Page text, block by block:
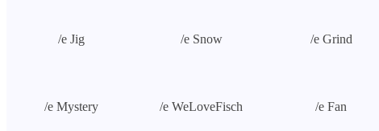
/e Jig /e Snow /e Grind
/e Mystery /e WeLoveFisch /e Fan